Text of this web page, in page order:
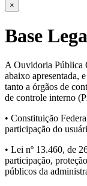
×
Base
A Ouvidoria Pública
abaixo apresentada,
tanto a órgãos de
de controle interno
• Constituição
participação do
• Lei nº 13.460, de
participação,
públicos da